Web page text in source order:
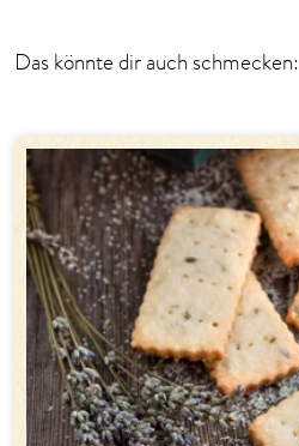
Das könnte dir auch schmecken: